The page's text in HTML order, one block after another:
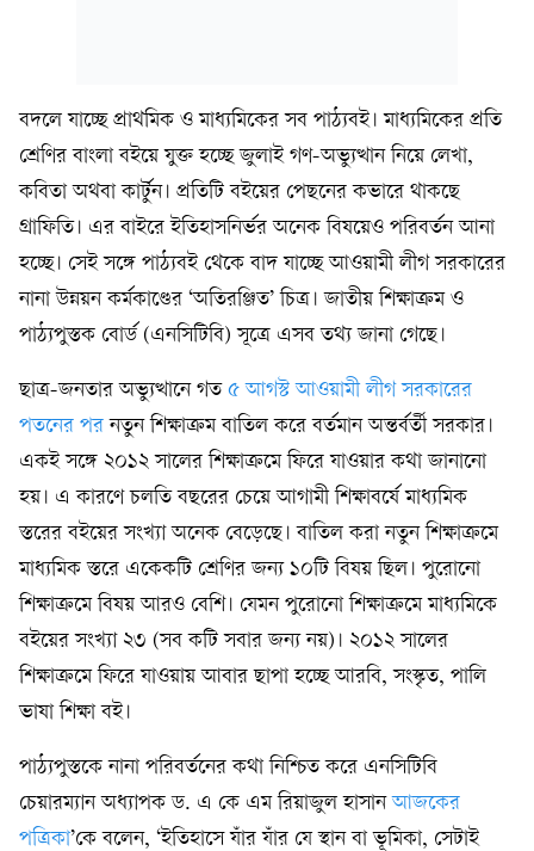
বদলে যাচ্ছে প্রাথমিক ও মাধ্যমিকের সব পাঠ্যবই। মাধ্যমিকের প্রতি
শ্রেণির বাংলা বইয়ে যুক্ত হচ্ছে জুলাই গণ-অভ্যুত্থান নিয়ে লেখা,
কবিতা অথবা কার্টুন। প্রতিটি বইয়ের পেছনের কভারে থাকছে
গ্রাফিতি। এর বাইরে ইতিহাসনির্ভর অনেক বিষয়েও পরিবর্তন আনা
হচ্ছে। সেই সঙ্গে পাঠ্যবই থেকে বাদ যাচ্ছে আওয়ামী লীগ সরকারের
নানা উন্নয়ন কর্মকাণ্ডের ‘অতিরঞ্জিত’ চিত্র। জাতীয় শিক্ষাক্রম ও
পাঠ্যপুস্তক বোর্ড (এনসিটিবি) সূত্রে এসব তথ্য জানা গেছে।
ছাত্র-জনতার অভ্যুত্থানে গত ৫ আগস্ট আওয়ামী লীগ সরকারের
পতনের পর নতুন শিক্ষাক্রম বাতিল করে বর্তমান অন্তর্বর্তী সরকার।
একই সঙ্গে ২০১২ সালের শিক্ষাক্রমে ফিরে যাওয়ার কথা জানানো
হয়। এ কারণে চলতি বছরের চেয়ে আগামী শিক্ষাবর্ষে মাধ্যমিক
স্তরের বইয়ের সংখ্যা অনেক বেড়েছে। বাতিল করা নতুন শিক্ষাক্রমে
মাধ্যমিক স্তরে একেকটি শ্রেণির জন্য ১০টি বিষয় ছিল। পুরোনো
শিক্ষাক্রমে বিষয় আরও বেশি। যেমন পুরোনো শিক্ষাক্রমে মাধ্যমিকে
বইয়ের সংখ্যা ২৩ (সব কটি সবার জন্য নয়)। ২০১২ সালের
শিক্ষাক্রমে ফিরে যাওয়ায় আবার ছাপা হচ্ছে আরবি, সংস্কৃত, পালি
ভাষা শিক্ষা বই।
পাঠ্যপুস্তকে নানা পরিবর্তনের কথা নিশ্চিত করে এনসিটিবি
চেয়ারম্যান অধ্যাপক ড. এ কে এম রিয়াজুল হাসানআজকের
পত্রিকা’কে বলেন, ‘ইতিহাসে যাঁর যাঁর যে স্থান বা ভূমিকা, সেটাই